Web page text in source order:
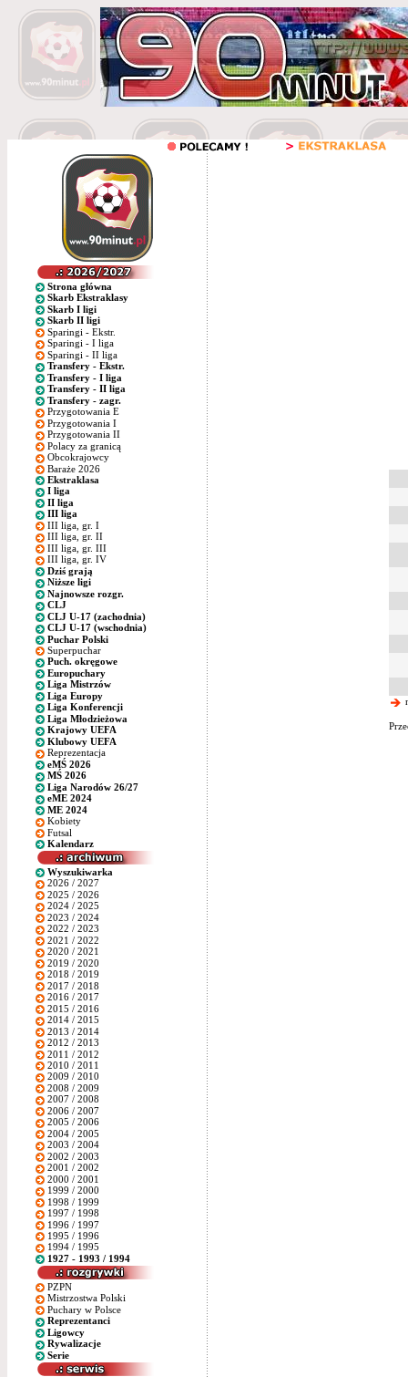
Strona główna
Skarb Ekstraklasy
Skarb I ligi
Skarb II ligi
Sparingi - Ekstr.
Sparingi - I liga
Sparingi - II liga
Transfery - Ekstr.
Transfery - I liga
Transfery - II liga
Transfery - zagr.
Przygotowania E
Przygotowania I
Przygotowania II
Polacy za granicą
Obcokrajowcy
Baraże 2026
Ekstraklasa
I liga
II liga
III liga
III liga, gr. I
III liga, gr. II
III liga, gr. III
III liga, gr. IV
Dziś grają
Niższe ligi
Najnowsze rozgr.
CLJ
CLJ U-17 (zachodnia)
CLJ U-17 (wschodnia)
Puchar Polski
Superpuchar
Puch. okręgowe
Europuchary
Liga Mistrzów
Liga Europy
Liga Konferencji
Liga Młodzieżowa
Krajowy UEFA
Klubowy UEFA
Reprezentacja
eMŚ 2026
MŚ 2026
Liga Narodów 26/27
eME 2024
ME 2024
Kobiety
Futsal
Kalendarz
Wyszukiwarka
2026 / 2027
2025 / 2026
2024 / 2025
2023 / 2024
2022 / 2023
2021 / 2022
2020 / 2021
2019 / 2020
2018 / 2019
2017 / 2018
2016 / 2017
2015 / 2016
2014 / 2015
2013 / 2014
2012 / 2013
2011 / 2012
2010 / 2011
2009 / 2010
2008 / 2009
2007 / 2008
2006 / 2007
2005 / 2006
2004 / 2005
2003 / 2004
2002 / 2003
2001 / 2002
2000 / 2001
1999 / 2000
1998 / 1999
1997 / 1998
1996 / 1997
1995 / 1996
1994 / 1995
1927 - 1993 / 1994
PZPN
Mistrzostwa Polski
Puchary w Polsce
Reprezentanci
Ligowcy
Rywalizacje
Serie